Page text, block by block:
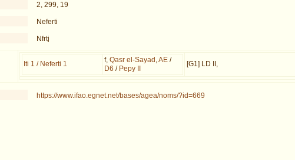
2, 299, 19
Neferti
Nfrtj
Iti 1 / Neferti 1 f,Qasr el-Sayad ,AE /
D6 / Pepy II
[G1] LD II,
https://www.ifao.egnet.net/bases/agea/noms/?id=669